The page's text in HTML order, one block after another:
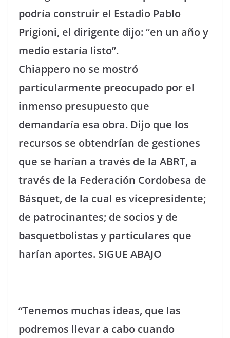
podría construir el Estadio Pablo
Prigioni, el dirigente dijo: “en un año y
medio estaría listo”.
Chiappero no se mostró
particularmente preocupado por el
inmenso presupuesto que
demandaría esa obra. Dijo que los
recursos se obtendrían de gestiones
que se harían a través de la ABRT, a
través de la Federación Cordobesa de
Básquet, de la cual es vicepresidente;
de patrocinantes; de socios y de
basquetbolistas y particulares que
harían aportes. SIGUE ABAJO
“Tenemos muchas ideas, que las
podremos llevar a cabo cuando